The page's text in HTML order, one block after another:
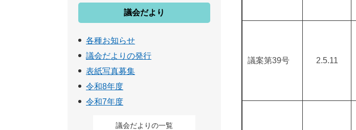
議案第39号 2.5.11
議会だより
各種お知らせ
議会だよりの発行
表紙写真募集
令和8年度
令和7年度
議会だよりの一覧